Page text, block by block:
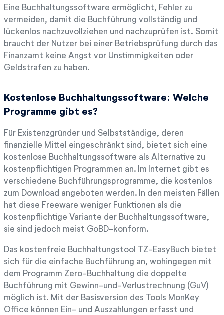
Eine Buchhaltungssoftware ermöglicht, Fehler zu
vermeiden, damit die Buchführung vollständig und
lückenlos nachzuvollziehen und nachzuprüfen ist. Somit
braucht der Nutzer bei einer Betriebsprüfung durch das
Finanzamt keine Angst vor Unstimmigkeiten oder
Geldstrafen zu haben.
Kostenlose Buchhaltungssoftware: Welche
Programme gibt es?
Für Existenzgründer und Selbstständige, deren
finanzielle Mittel eingeschränkt sind, bietet sich eine
kostenlose Buchhaltungssoftware als Alternative zu
kostenpflichtigen Programmen an. Im Internet gibt es
verschiedene Buchführungsprogramme, die kostenlos
zum Download angeboten werden. In den meisten Fällen
hat diese Freeware weniger Funktionen als die
kostenpflichtige Variante der Buchhaltungssoftware,
sie sind jedoch meist GoBD-konform.
Das kostenfreie Buchhaltungstool TZ-EasyBuch bietet
sich für die einfache Buchführung an, wohingegen mit
dem Programm Zero-Buchhaltung die doppelte
Buchführung mit Gewinn-und-Verlustrechnung (GuV)
möglich ist. Mit der Basisversion des Tools MonKey
Office können Ein- und Auszahlungen erfasst und